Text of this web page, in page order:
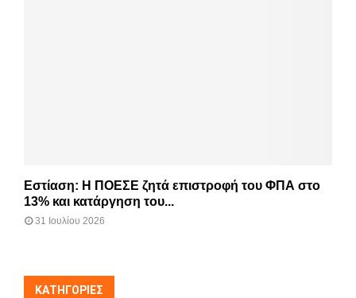
Εστίαση: Η ΠΟΕΣΕ ζητά επιστροφή του ΦΠΑ στο
13% και κατάργηση του...
31 Ιουλίου 2026
KΑΤΗΓΟΡΊΕΣ